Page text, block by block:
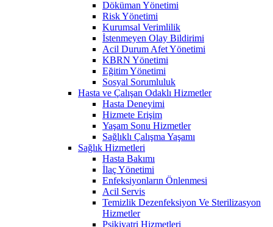
Döküman Yönetimi
Risk Yönetimi
Kurumsal Verimlilik
İstenmeyen Olay Bildirimi
Acil Durum Afet Yönetimi
KBRN Yönetimi
Eğitim Yönetimi
Sosyal Sorumluluk
Hasta ve Çalışan Odaklı Hizmetler
Hasta Deneyimi
Hizmete Erişim
Yaşam Sonu Hizmetler
Sağlıklı Çalışma Yaşamı
Sağlık Hizmetleri
Hasta Bakımı
İlaç Yönetimi
Enfeksiyonların Önlenmesi
Acil Servis
Temizlik Dezenfeksiyon Ve Sterilizasyon
Hizmetler
Psikiyatri Hizmetleri